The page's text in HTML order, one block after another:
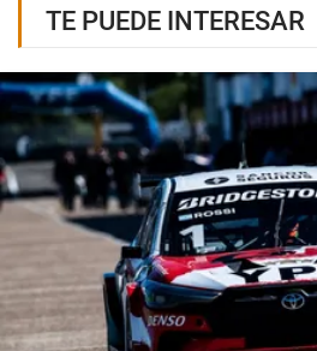
TE PUEDE INTERESAR